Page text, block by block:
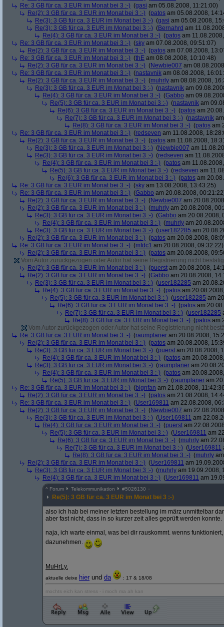
Re: 3 GB für ca. 3 EUR im Monat bei 3 :-) (gasi am 05.08.2008, 11:21:00)
Re(2): 3 GB für ca. 3 EUR im Monat bei 3 :-) (patos am 05.08.2008,
Re(3): 3 GB für ca. 3 EUR im Monat bei 3 :-) (gasi am 05.08.2008,
Re(3): 3 GB für ca. 3 EUR im Monat bei 3 :-) (Bernahrd am
Re(4): 3 GB für ca. 3 EUR im Monat bei 3 :-) (patos am
Re: 3 GB für ca. 3 EUR im Monat bei 3 :-) (sky am 07.08.2008, 09:51:07)
Re(2): 3 GB für ca. 3 EUR im Monat bei 3 :-) (patos am 07.08.2008,
Re: 3 GB für ca. 3 EUR im Monat bei 3 :-) (thE am 08.08.2008, 10:10:48)
Re(2): 3 GB für ca. 3 EUR im Monat bei 3 :-) (Newbie007 am
Re: 3 GB für ca. 3 EUR im Monat bei 3 :-) (nastavnik am 08.08.2008,
Re(2): 3 GB für ca. 3 EUR im Monat bei 3 :-) (muhrly am 08.08.2008,
Re(3): 3 GB für ca. 3 EUR im Monat bei 3 :-) (nastavnik am
Re(4): 3 GB für ca. 3 EUR im Monat bei 3 :-) (Gabbo am
Re(5): 3 GB für ca. 3 EUR im Monat bei 3 :-) (nastavnik am
Re(6): 3 GB für ca. 3 EUR im Monat bei 3 :-) (patos am
Re(7): 3 GB für ca. 3 EUR im Monat bei 3 :-) (nastavnik
Re(8): 3 GB für ca. 3 EUR im Monat bei 3 :-) (patos am
Re: 3 GB für ca. 3 EUR im Monat bei 3 :-) (redseven am 11.08.2008,
Re(2): 3 GB für ca. 3 EUR im Monat bei 3 :-) (patos am 11.08.2008,
Re(3): 3 GB für ca. 3 EUR im Monat bei 3 :-) (Newbie007 am
Re(3): 3 GB für ca. 3 EUR im Monat bei 3 :-) (redseven am
Re(4): 3 GB für ca. 3 EUR im Monat bei 3 :-) (patos am
Re(5): 3 GB für ca. 3 EUR im Monat bei 3 :-) (redseven am
Re(6): 3 GB für ca. 3 EUR im Monat bei 3 :-) (patos am
Re: 3 GB für ca. 3 EUR im Monat bei 3 :-) (sky am 13.08.2008, 13:43:25)
Re: 3 GB für ca. 3 EUR im Monat bei 3 :-) (Gabbo am 20.08.2008,
Re(2): 3 GB für ca. 3 EUR im Monat bei 3 :-) (Newbie007 am
Re(2): 3 GB für ca. 3 EUR im Monat bei 3 :-) (muhrly am 20.08.2008,
Re(3): 3 GB für ca. 3 EUR im Monat bei 3 :-) (Gabbo am 20.08.2008,
Re(4): 3 GB für ca. 3 EUR im Monat bei 3 :-) (muhrly am
Re(3): 3 GB für ca. 3 EUR im Monat bei 3 :-) (user182285 am
Re(2): 3 GB für ca. 3 EUR im Monat bei 3 :-) (patos am 20.08.2008,
Re: 3 GB für ca. 3 EUR im Monat bei 3 :-) (mfdc1 am 20.08.2008, 09:32:22)
Re(2): 3 GB für ca. 3 EUR im Monat bei 3 :-) (patos am 20.08.2008,
Vom Autor zurückgezogen oder Autor hat seine Registrierung nicht
Re(2): 3 GB für ca. 3 EUR im Monat bei 3 :-) (puerst am 20.08.2008,
Re(2): 3 GB für ca. 3 EUR im Monat bei 3 :-) (Gabbo am 20.08.2008,
Re(3): 3 GB für ca. 3 EUR im Monat bei 3 :-) (user182285 am
Re(4): 3 GB für ca. 3 EUR im Monat bei 3 :-) (patos am
Re(5): 3 GB für ca. 3 EUR im Monat bei 3 :-) (user182285 am
Re(6): 3 GB für ca. 3 EUR im Monat bei 3 :-) (patos am
Re(7): 3 GB für ca. 3 EUR im Monat bei 3 :-) (user182285
Re(8): 3 GB für ca. 3 EUR im Monat bei 3 :-) (patos am
Vom Autor zurückgezogen oder Autor hat seine Registrierung nicht
Re: 3 GB für ca. 3 EUR im Monat bei 3 :-) (raumplaner am 20.08.2008,
Re(2): 3 GB für ca. 3 EUR im Monat bei 3 :-) (patos am 20.08.2008,
Re(3): 3 GB für ca. 3 EUR im Monat bei 3 :-) (puerst am 20.08.2008,
Re(4): 3 GB für ca. 3 EUR im Monat bei 3 :-) (patos am
Re(3): 3 GB für ca. 3 EUR im Monat bei 3 :-) (raumplaner am
Re(4): 3 GB für ca. 3 EUR im Monat bei 3 :-) (patos am
Re(5): 3 GB für ca. 3 EUR im Monat bei 3 :-) (raumplaner am
Re: 3 GB für ca. 3 EUR im Monat bei 3 :-) (bignfan am 21.08.2008,
Re(2): 3 GB für ca. 3 EUR im Monat bei 3 :-) (patos am 21.08.2008,
Re: 3 GB für ca. 3 EUR im Monat bei 3 :-) (User169811 am 22.08.2008,
Re(2): 3 GB für ca. 3 EUR im Monat bei 3 :-) (Newbie007 am
Re(3): 3 GB für ca. 3 EUR im Monat bei 3 :-) (User169811 am
Re(4): 3 GB für ca. 3 EUR im Monat bei 3 :-) (puerst am
Re(5): 3 GB für ca. 3 EUR im Monat bei 3 :-) (User169811 am
Re(6): 3 GB für ca. 3 EUR im Monat bei 3 :-) (muhrly am
Re(7): 3 GB für ca. 3 EUR im Monat bei 3 :-) (User169811
Re(8): 3 GB für ca. 3 EUR im Monat bei 3 :-) (muhrly
Re(2): 3 GB für ca. 3 EUR im Monat bei 3 :-) (User169811 am
Re(3): 3 GB für ca. 3 EUR im Monat bei 3 :-) (muhrly am 19.09.2008,
Re(4): 3 GB für ca. 3 EUR im Monat bei 3 :-) (User169811 am
^ Forum Telekommunikation #5026130
Re(5): 3 GB für ca. 3 EUR im Monat bei 3 :-)
also ich hab bei meiner letzten bestellung im märz unmittelbar
aber fast nicht, dass in so kurzer zeit alles geprüft werden konnte.
naja, ich warte einmal, was bei dir rauskommt. wenns
dazunehmen.
MuHrLy.
aktuelle deixe hier und da : 17 & 18/08
mochts eich kan stress - i moch ma ah kan